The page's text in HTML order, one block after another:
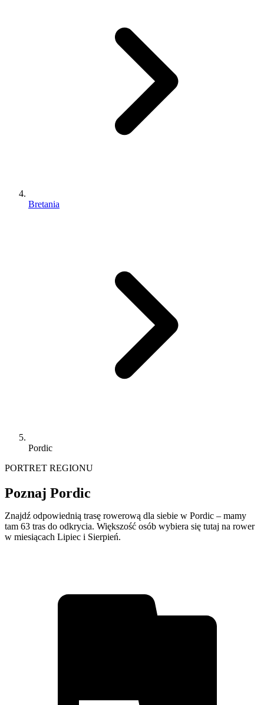
Bretania
Pordic
PORTRET REGIONU
Poznaj Pordic
Znajdź odpowiednią trasę rowerową dla siebie w Pordic – mamy
tam 63 tras do odkrycia. Większość osób wybiera się tutaj na rower
w miesiącach Lipiec i Sierpień.